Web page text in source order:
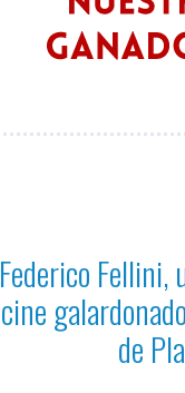
Federico Fellini,
cine
de